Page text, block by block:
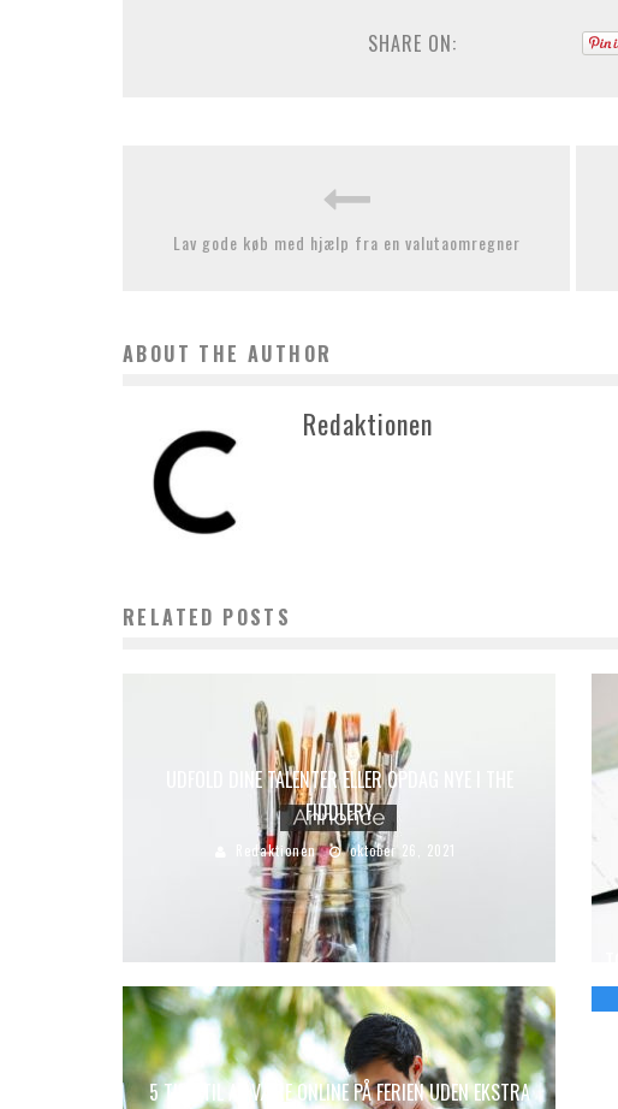
SHARE ON:
Lav gode køb med hjælp fra en valutaomregner
ABOUT THE AUTHOR
Redaktionen
RELATED POSTS
UDFOLD DINE TALENTER ELLER OPDAG NYE I THE
FIDDLERY
Redaktionen oktober 26, 2021
5 TIPS TIL AT VÆRE ONLINE PÅ FERIEN UDEN EKSTRA